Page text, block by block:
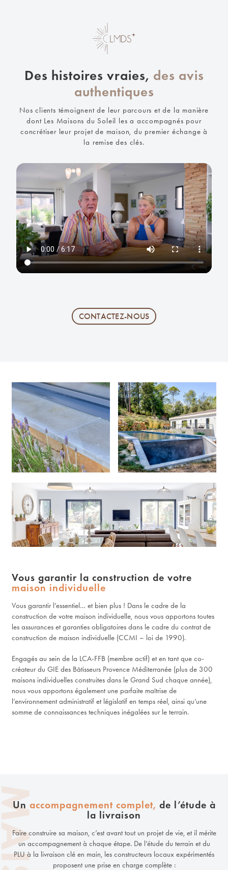
Des histoires vraies, des avis
authentiques
Nos clients témoignent de leur parcours et de la manière
dont Les Maisons du Soleil les a accompagnés pour
concrétiser leur projet de maison, du premier échange à
la remise des clés.
CONTACTEZ-NOUS
Vous garantir la construction de votre
maison individuelle
Vous garantir l’essentiel… et bien plus ! Dans le cadre de la
construction de votre maison individuelle, nous vous apportons toutes
les assurances et garanties obligatoires dans le cadre du contrat de
construction de maison individuelle (CCMI – loi de 1990).
Engagés au sein de la LCA-FFB (membre actif) et en tant que co-
créateur du GIE des Bâtisseurs Provence Méditerranée (plus de 300
maisons individuelles construites dans le Grand Sud chaque année),
nous vous apportons également une parfaite maîtrise de
l’environnement administratif et législatif en temps réel, ainsi qu’une
somme de connaissances techniques inégalées sur le terrain.
Un accompagnement complet, de l’étude à
la livraison
Faire construire sa maison, c’est avant tout un projet de vie, et il mérite
un accompagnement à chaque étape. De l’étude du terrain et du
PLU à la livraison clé en main, les constructeurs locaux expérimentés
proposent une prise en charge complète :